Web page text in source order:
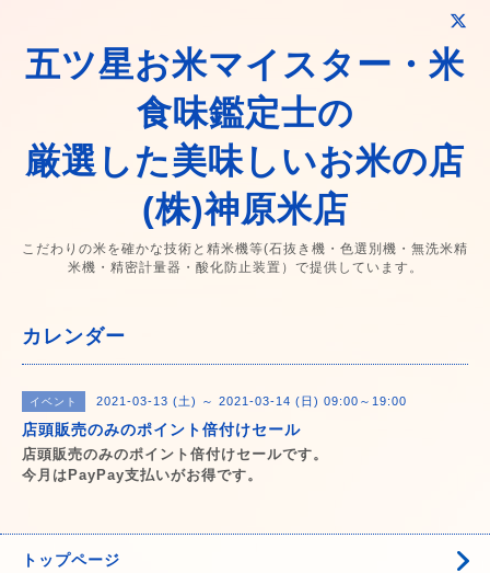
五ツ星お米マイスター・米
食味鑑定士の
厳選した美味しいお米の店
(株)神原米店
こだわりの米を確かな技術と精米機等(石抜き機・色選別機・無洗米精
米機・精密計量器・酸化防止装置）で提供しています。
カレンダー
イベント 2021-03-13 (土) ～ 2021-03-14 (日) 09:00～19:00
店頭販売のみのポイント倍付けセール
店頭販売のみのポイント倍付けセールです。
今月はPayPay支払いがお得です。
トップページ